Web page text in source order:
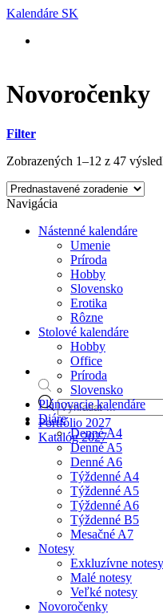
Skip
content
Kalendáre SK
Products
search
Portfólio 2027
Katalóg 2027
Novoročenky
Filter
Zobrazených 1–12 z 47
Navigácia
Nástenné kalendáre
Umenie
Príroda
Hobby
Slovensko
Erotika
Rôzne
Stolové kalendáre
Hobby
Office
Príroda
Slovensko
Plánovacie kalendáre
Diáre
Denné A4
Denné A5
Denné A6
Týždenné A4
Týždenné A5
Týždenné A6
Týždenné B5
Mesačné A7
Notesy
Exkluzívne notesy
Malé notesy
Veľké notesy
Novoročenky